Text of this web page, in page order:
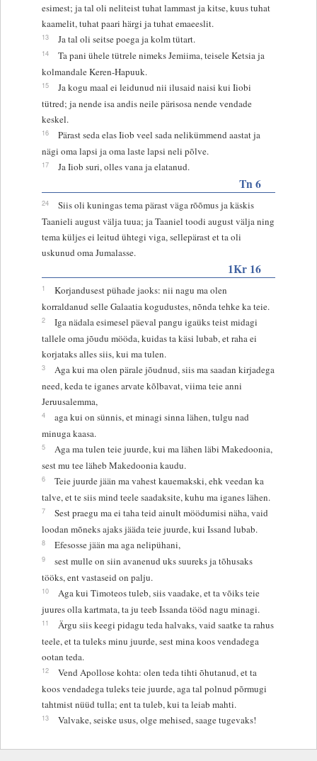
esimest; ja tal oli neliteist tuhat lammast ja kitse, kuus tuhat
kaamelit, tuhat paari härgi ja tuhat emaeeslit.
13 Ja tal oli seitse poega ja kolm tütart.
14
Ta pani ühele tütrele nimeks Jemiima, teisele Ketsia ja
kolmandale Keren-Hapuuk.
15
Ja kogu maal ei leidunud nii ilusaid naisi kui Iiobi
tütred; ja nende isa andis neile pärisosa nende vendade
keskel.
16
Pärast seda elas Iiob veel sada nelikümmend aastat ja
nägi oma lapsi ja oma laste lapsi neli põlve.
17 Ja Iiob suri, olles vana ja elatanud.
Tn 6
24
Siis oli kuningas tema pärast väga rõõmus ja käskis
Taanieli august välja tuua; ja Taaniel toodi august välja ning
tema küljes ei leitud ühtegi viga, sellepärast et ta oli
uskunud oma Jumalasse.
1Kr 16
1
Korjandusest pühade jaoks: nii nagu ma olen
korraldanud selle Galaatia kogudustes, nõnda tehke ka teie.
2
Iga nädala esimesel päeval pangu igaüks teist midagi
tallele oma jõudu mööda, kuidas ta käsi lubab, et raha ei
korjataks alles siis, kui ma tulen.
3
Aga kui ma olen pärale jõudnud, siis ma saadan kirjadega
need, keda te iganes arvate kõlbavat, viima teie anni
Jeruusalemma,
4
aga kui on sünnis, et minagi sinna lähen, tulgu nad
minuga kaasa.
5
Aga ma tulen teie juurde, kui ma lähen läbi Makedoonia,
sest mu tee läheb Makedoonia kaudu.
6
Teie juurde jään ma vahest kauemakski, ehk veedan ka
talve, et te siis mind teele saadaksite, kuhu ma iganes lähen.
7
Sest praegu ma ei taha teid ainult möödumisi näha, vaid
loodan mõneks ajaks jääda teie juurde, kui Issand lubab.
8 Efesosse jään ma aga nelipühani,
9
sest mulle on siin avanenud uks suureks ja tõhusaks
tööks, ent vastaseid on palju.
10
Aga kui Timoteos tuleb, siis vaadake, et ta võiks teie
juures olla kartmata, ta ju teeb Issanda tööd nagu minagi.
11
Ärgu siis keegi pidagu teda halvaks, vaid saatke ta rahus
teele, et ta tuleks minu juurde, sest mina koos vendadega
ootan teda.
12
Vend Apollose kohta: olen teda tihti õhutanud, et ta
koos vendadega tuleks teie juurde, aga tal polnud põrmugi
tahtmist nüüd tulla; ent ta tuleb, kui ta leiab mahti.
13 Valvake, seiske usus, olge mehised, saage tugevaks!